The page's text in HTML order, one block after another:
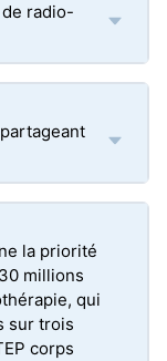
radio-
la priorité
millions
qui
sur trois
corps